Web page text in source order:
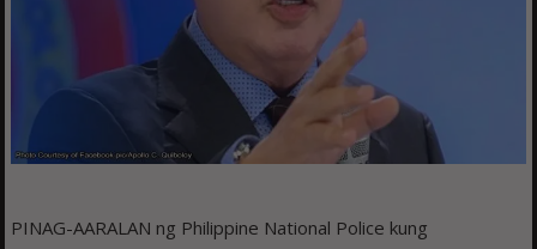
PINAG-AARALAN ng Philippine National Police kung